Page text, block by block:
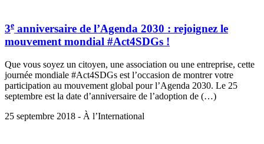
3e anniversaire de l’Agenda 2030 : rejoignez le
mouvement mondial #Act4SDGs !
Que vous soyez un citoyen, une association ou une entreprise, cette
journée mondiale #Act4SDGs est l’occasion de montrer votre
participation au mouvement global pour l’Agenda 2030. Le 25
septembre est la date d’anniversaire de l’adoption de (…)
25 septembre 2018 - À l’International